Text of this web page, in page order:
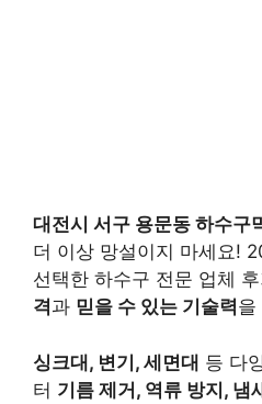
대전시 서구 용문동 하수구
더 이상 망설이지 마세요!
선택한 하수구 전문 업체
격과 믿을 수 있는 기술력을
싱크대, 변기, 세면대 등 다
터 기름 제거, 역류 방지, 냄